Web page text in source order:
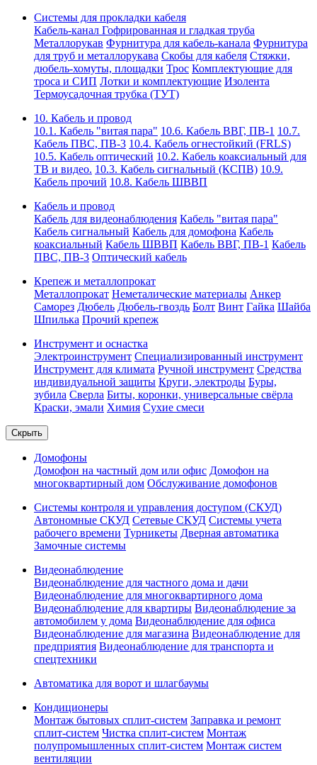
Системы для прокладки кабеля
Кабель-канал Гофрированная и гладкая труба
Металлорукав Фурнитура для кабель-канала Фурнитура
для труб и металлорукава Скобы для кабеля Стяжки,
дюбель-хомуты, площадки Трос Комплектующие для
троса и СИП Лотки и комплектующие Изолента
Термоусадочная трубка (ТУТ)
10. Кабель и провод
10.1. Кабель "витая пара" 10.6. Кабель ВВГ, ПВ-1 10.7.
Кабель ПВС, ПВ-3 10.4. Кабель огнестойкий (FRLS)
10.5. Кабель оптический 10.2. Кабель коаксиальный для
ТВ и видео. 10.3. Кабель сигнальный (КСПВ) 10.9.
Кабель прочий 10.8. Кабель ШВВП
Кабель и провод
Кабель для видеонаблюдения Кабель "витая пара"
Кабель сигнальный Кабель для домофона Кабель
коаксиальный Кабель ШВВП Кабель ВВГ, ПВ-1 Кабель
ПВС, ПВ-3 Оптический кабель
Крепеж и металлопрокат
Металлопрокат Неметалические материалы Анкер
Саморез Дюбель Дюбель-гвоздь Болт Винт Гайка Шайба
Шпилька Прочий крепеж
Инструмент и оснастка
Электроинструмент Специализированный инструмент
Инструмент для климата Ручной инструмент Средства
индивидуальной защиты Круги, электроды Буры,
зубила Сверла Биты, коронки, универсальные свёрла
Краски, эмали Химия Сухие смеси
Скрыть
Домофоны
Домофон на частный дом или офис Домофон на
многоквартирный дом Обслуживание домофонов
Системы контроля и управления доступом (СКУД)
Автономные СКУД Сетевые СКУД Системы учета
рабочего времени Турникеты Дверная автоматика
Замочные системы
Видеонаблюдение
Видеонаблюдение для частного дома и дачи
Видеонаблюдение для многоквартирного дома
Видеонаблюдение для квартиры Видеонаблюдение за
автомобилем у дома Видеонаблюдение для офиса
Видеонаблюдение для магазина Видеонаблюдение для
предприятия Видеонаблюдение для транспорта и
спецтехники
Автоматика для ворот и шлагбаумы
Кондиционеры
Монтаж бытовых сплит-систем Заправка и ремонт
сплит-систем Чистка сплит-систем Монтаж
полупромышленных сплит-систем Монтаж систем
вентиляции